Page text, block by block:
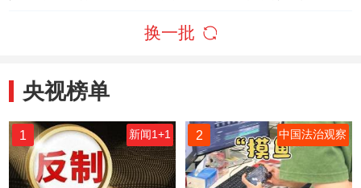
换一批
央视榜单
1 新闻1+1 2 中国法治观察